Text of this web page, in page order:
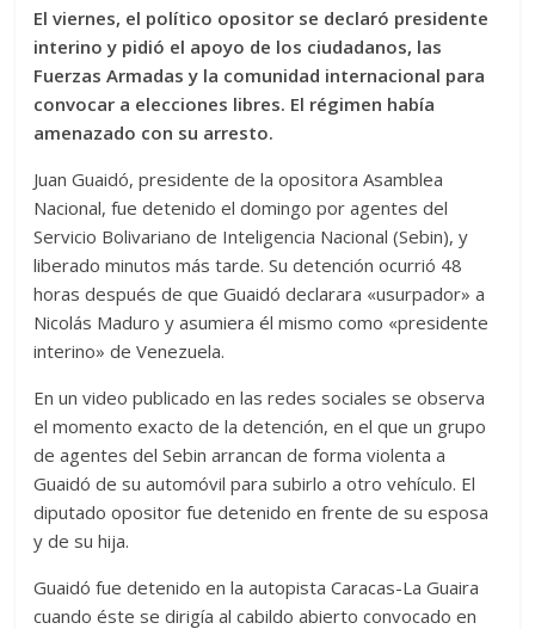
El viernes, el político opositor se declaró presidente
interino y pidió el apoyo de los ciudadanos, las
Fuerzas Armadas y la comunidad internacional para
convocar a elecciones libres. El régimen había
amenazado con su arresto.
Juan Guaidó, presidente de la opositora Asamblea
Nacional, fue detenido el domingo por agentes del
Servicio Bolivariano de Inteligencia Nacional (Sebin), y
liberado minutos más tarde. Su detención ocurrió 48
horas después de que Guaidó declarara «usurpador» a
Nicolás Maduro y asumiera él mismo como «presidente
interino» de Venezuela.
En un video publicado en las redes sociales se observa
el momento exacto de la detención, en el que un grupo
de agentes del Sebin arrancan de forma violenta a
Guaidó de su automóvil para subirlo a otro vehículo. El
diputado opositor fue detenido en frente de su esposa
y de su hija.
Guaidó fue detenido en la autopista Caracas-La Guaira
cuando éste se dirigía al cabildo abierto convocado en